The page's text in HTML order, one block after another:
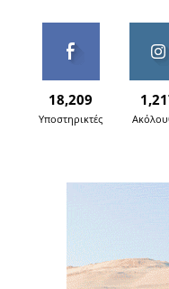
18,209
Υποστηρικτές